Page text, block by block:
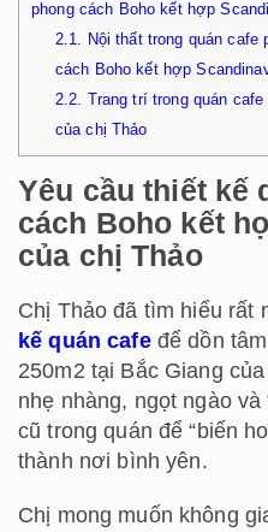
phong cách Boho kết hợp
2.1.
Nội thất trong quán cafe
cách Boho kết hợp
2.2. Trang trí trong quán cafe
của chị Thảo
Yêu cầu thiết kế
cách Boho kết
của chị Thảo
Chị Thảo đã tìm hiểu rất
kế quán cafeđể dồn
250m2 tại Bắc Giang
nhẹ nhàng, ngọt ngào và
cũ trong quán để “biến
thành nơi bình yên.
Chị mong muốn không